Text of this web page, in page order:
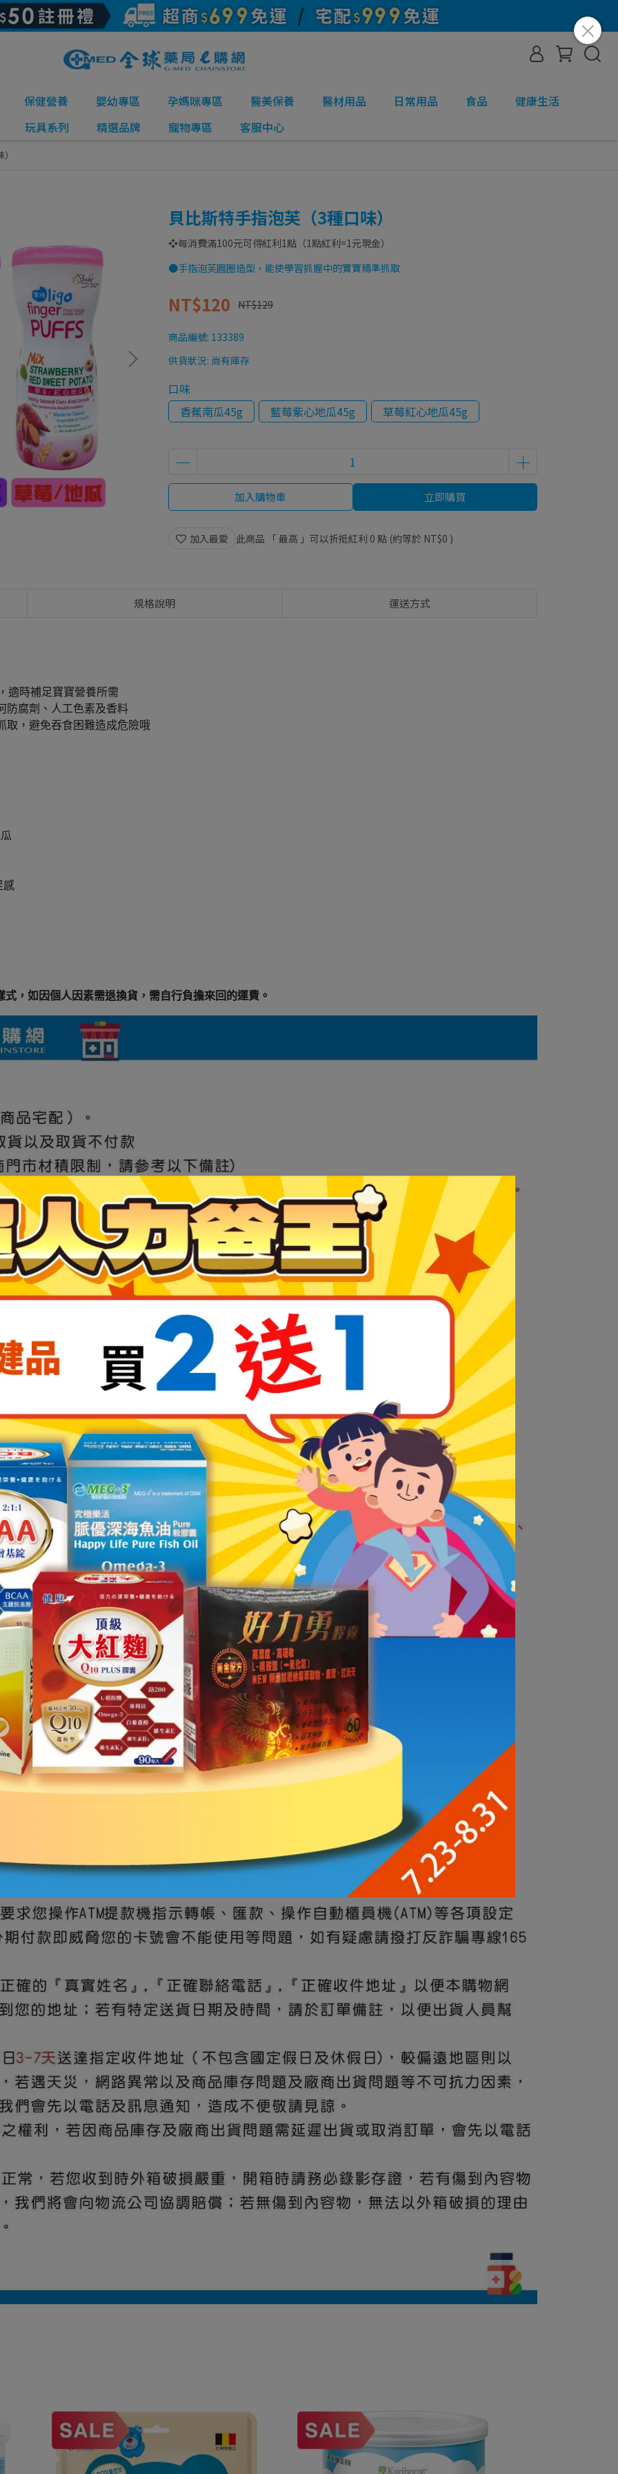
保健營養 嬰幼專區 孕媽咪專區 醫美保養 醫材用品 日常用品 食品
健康生活
玩具系列
精選品牌 寵物專區 客服中心
貝比斯特手指泡芙（3種口味）
❖每消費滿100元可得紅利1點（1點紅利=1元現金）
●手指泡芙圓圈造型，能使學習抓握中的寶寶精準抓取
NT$120 NT$129
商品編號: 133389
供貨狀況: 尚有庫存
口味
香蕉南瓜45g
藍莓紫心地瓜45g 草莓紅心地瓜45g
加入購物車 立即購買
加入最愛 此商品 「 最高 」可以折抵紅利 0 點 (約等於 NT$0 )
規格說明 運送方式
適時補足寶寶營養所需
防腐劑、人工色素及香料
取，避免吞食困難造成危險哦
感
，如因個人因素需退換貨，需自行負擔來回的運費。